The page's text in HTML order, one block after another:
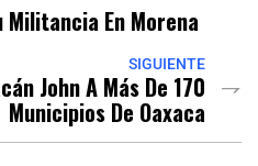
Militancia En Morena
SIGUIENTE
John A Más De 170
Municipios De Oaxaca